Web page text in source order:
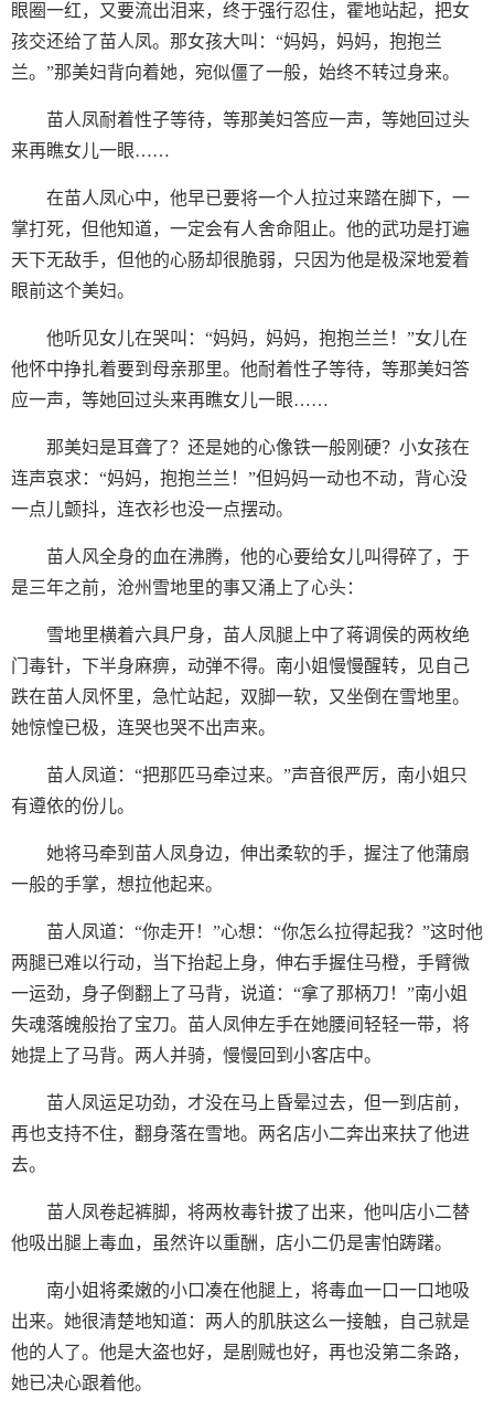
眼圈一红，又要流出泪来，终于强行忍住，霍地站起，把女
孩交还给了苗人凤。那女孩大叫：“妈妈，妈妈，抱抱兰
兰。”那美妇背向着她，宛似僵了一般，始终不转过身来。
苗人凤耐着性子等待，等那美妇答应一声，等她回过头
来再瞧女儿一眼……
在苗人凤心中，他早已要将一个人拉过来踏在脚下，一
掌打死，但他知道，一定会有人舍命阻止。他的武功是打遍
天下无敌手，但他的心肠却很脆弱，只因为他是极深地爱着
眼前这个美妇。
他听见女儿在哭叫：“妈妈，妈妈，抱抱兰兰！”女儿在
他怀中挣扎着要到母亲那里。他耐着性子等待，等那美妇答
应一声，等她回过头来再瞧女儿一眼……
那美妇是耳聋了？还是她的心像铁一般刚硬？小女孩在
连声哀求：“妈妈，抱抱兰兰！”但妈妈一动也不动，背心没
一点儿颤抖，连衣衫也没一点摆动。
苗人风全身的血在沸腾，他的心要给女儿叫得碎了，于
是三年之前，沧州雪地里的事又涌上了心头：
雪地里横着六具尸身，苗人凤腿上中了蒋调侯的两枚绝
门毒针，下半身麻痹，动弹不得。南小姐慢慢醒转，见自己
跌在苗人凤怀里，急忙站起，双脚一软，又坐倒在雪地里。
她惊惶已极，连哭也哭不出声来。
苗人凤道：“把那匹马牵过来。”声音很严厉，南小姐只
有遵依的份儿。
她将马牵到苗人凤身边，伸出柔软的手，握注了他蒲扇
一般的手掌，想拉他起来。
苗人凤道：“你走开！”心想：“你怎么拉得起我？”这时他
两腿已难以行动，当下抬起上身，伸右手握住马橙，手臂微
一运劲，身子倒翻上了马背，说道：“拿了那柄刀！”南小姐
失魂落魄般抬了宝刀。苗人凤伸左手在她腰间轻轻一带，将
她提上了马背。两人并骑，慢慢回到小客店中。
苗人凤运足功劲，才没在马上昏晕过去，但一到店前，
再也支持不住，翻身落在雪地。两名店小二奔出来扶了他进
去。
苗人凤卷起裤脚，将两枚毒针拔了出来，他叫店小二替
他吸出腿上毒血，虽然许以重酬，店小二仍是害怕踌躇。
南小姐将柔嫩的小口凑在他腿上，将毒血一口一口地吸
出来。她很清楚地知道：两人的肌肤这么一接触，自己就是
他的人了。他是大盗也好，是剧贼也好，再也没第二条路，
她已决心跟着他。